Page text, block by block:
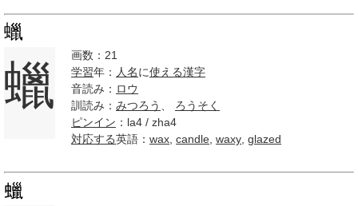
蠟
蠟
画数：21
学習年： 人名に使える漢字
音読み： ロウ
訓読み： みつろう
ろうそく
ピンイン ：la4 / zha4
対応する英語： wax candle waxy glazed
蠟